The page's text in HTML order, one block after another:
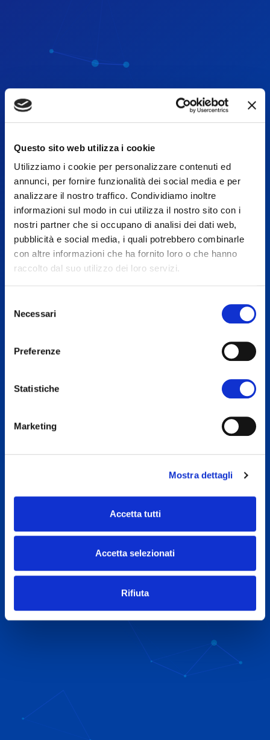
Questo sito web utilizza i cookie
Utilizziamo i cookie per personalizzare contenuti ed
annunci, per fornire funzionalità dei social media e per
analizzare il nostro traffico. Condividiamo inoltre
informazioni sul modo in cui utilizza il nostro sito con i
nostri partner che si occupano di analisi dei dati web,
pubblicità e social media, i quali potrebbero combinarle
con altre informazioni che ha fornito loro o che hanno
raccolto dal suo utilizzo dei loro servizi.
delNecessari
Preferenze
Statistiche
Marketing
Mostra dettagli
Accetta tutti
Accetta selezionati
Rifiuta
Sito Web - Giulia Ganugi